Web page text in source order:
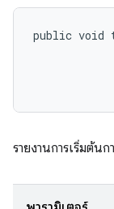
public void
รายงานการเริ่มต้น